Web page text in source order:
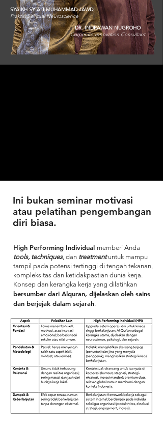
SYAIKH SY ALI MUHAMMAD JAWDI
Praktisi Spiritual Neuroscience
DR. INDRAWAN NUGROHO
Corporate Innovation Consultant
Ini bukan seminar motivasi
atau pelatihan pengembangan
diri biasa.
High Performing Individual memberi Anda
tools, techniques, dan treatmentuntuk mampu
tampil pada potensi tertinggi di tengah tekanan,
kompleksitas dan ketidakpastian dunia kerja.
Konsep dan kerangka kerja yang dilatihkan
bersumber dari Alquran, dijelaskan oleh sains
dan berjejak dalam sejarah.